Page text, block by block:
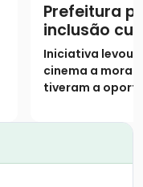
Prefeitura
inclusão
projeto
Bem” no
Iniciativa levou
cinema a
tiveram a
exibição